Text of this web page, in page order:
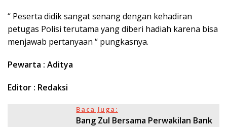
“ Peserta didik sangat senang dengan kehadiran
petugas Polisi terutama yang diberi hadiah karena bisa
menjawab pertanyaan “ pungkasnya.
Pewarta : Aditya
Editor : Redaksi
Baca Juga:
Bang Zul Bersama Perwakilan Bank